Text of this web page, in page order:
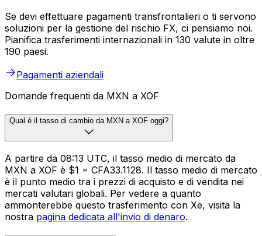
Se devi effettuare pagamenti transfrontalieri o ti servono
soluzioni per la gestione del rischio FX, ci pensiamo noi.
Pianifica trasferimenti internazionali in 130 valute in oltre
190 paesi.
Pagamenti aziendali
Domande frequenti da MXN a XOF
Qual è il tasso di cambio da MXN a XOF oggi?
A partire da 08:13 UTC, il tasso medio di mercato da
MXN a XOF è $1 = CFA33.1128. Il tasso medio di mercato
è il punto medio tra i prezzi di acquisto e di vendita nei
mercati valutari globali. Per vedere a quanto
ammonterebbe questo trasferimento con Xe, visita la
nostra pagina dedicata all'invio di denaro.